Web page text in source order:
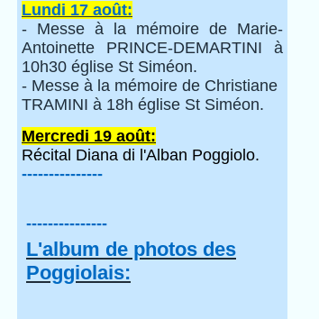
Lundi 17 août:
- Messe à la mémoire de Marie-
Antoinette PRINCE-DEMARTINI à
10h30 église St Siméon.
- Messe à la mémoire de Christiane
TRAMINI à 18h église St Siméon.
Mercredi 19 août:
Récital Diana di l'Alban Poggiolo.
---------------
---------------
L'album de photos des
Poggiolais: